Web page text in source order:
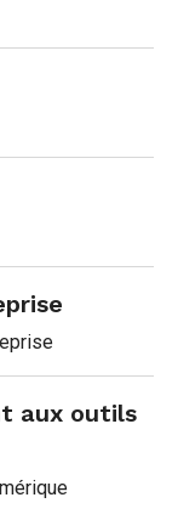
aux outils